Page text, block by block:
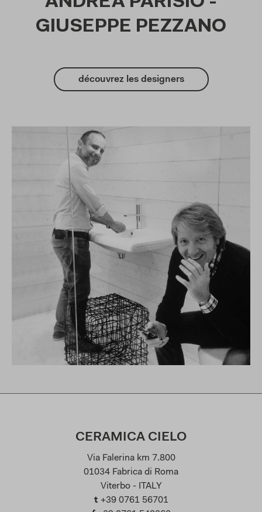
GIUSEPPE PEZZANO
découvrez les designers
CERAMICA CIELO
Via Falerina km 7.800
01034 Fabrica di Roma
Viterbo - ITALY
t +39 0761 56701